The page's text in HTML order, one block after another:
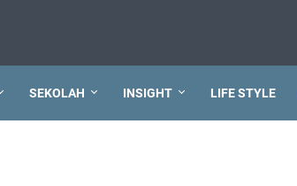
SEKOLAH INSIGHT LIFE STYLE